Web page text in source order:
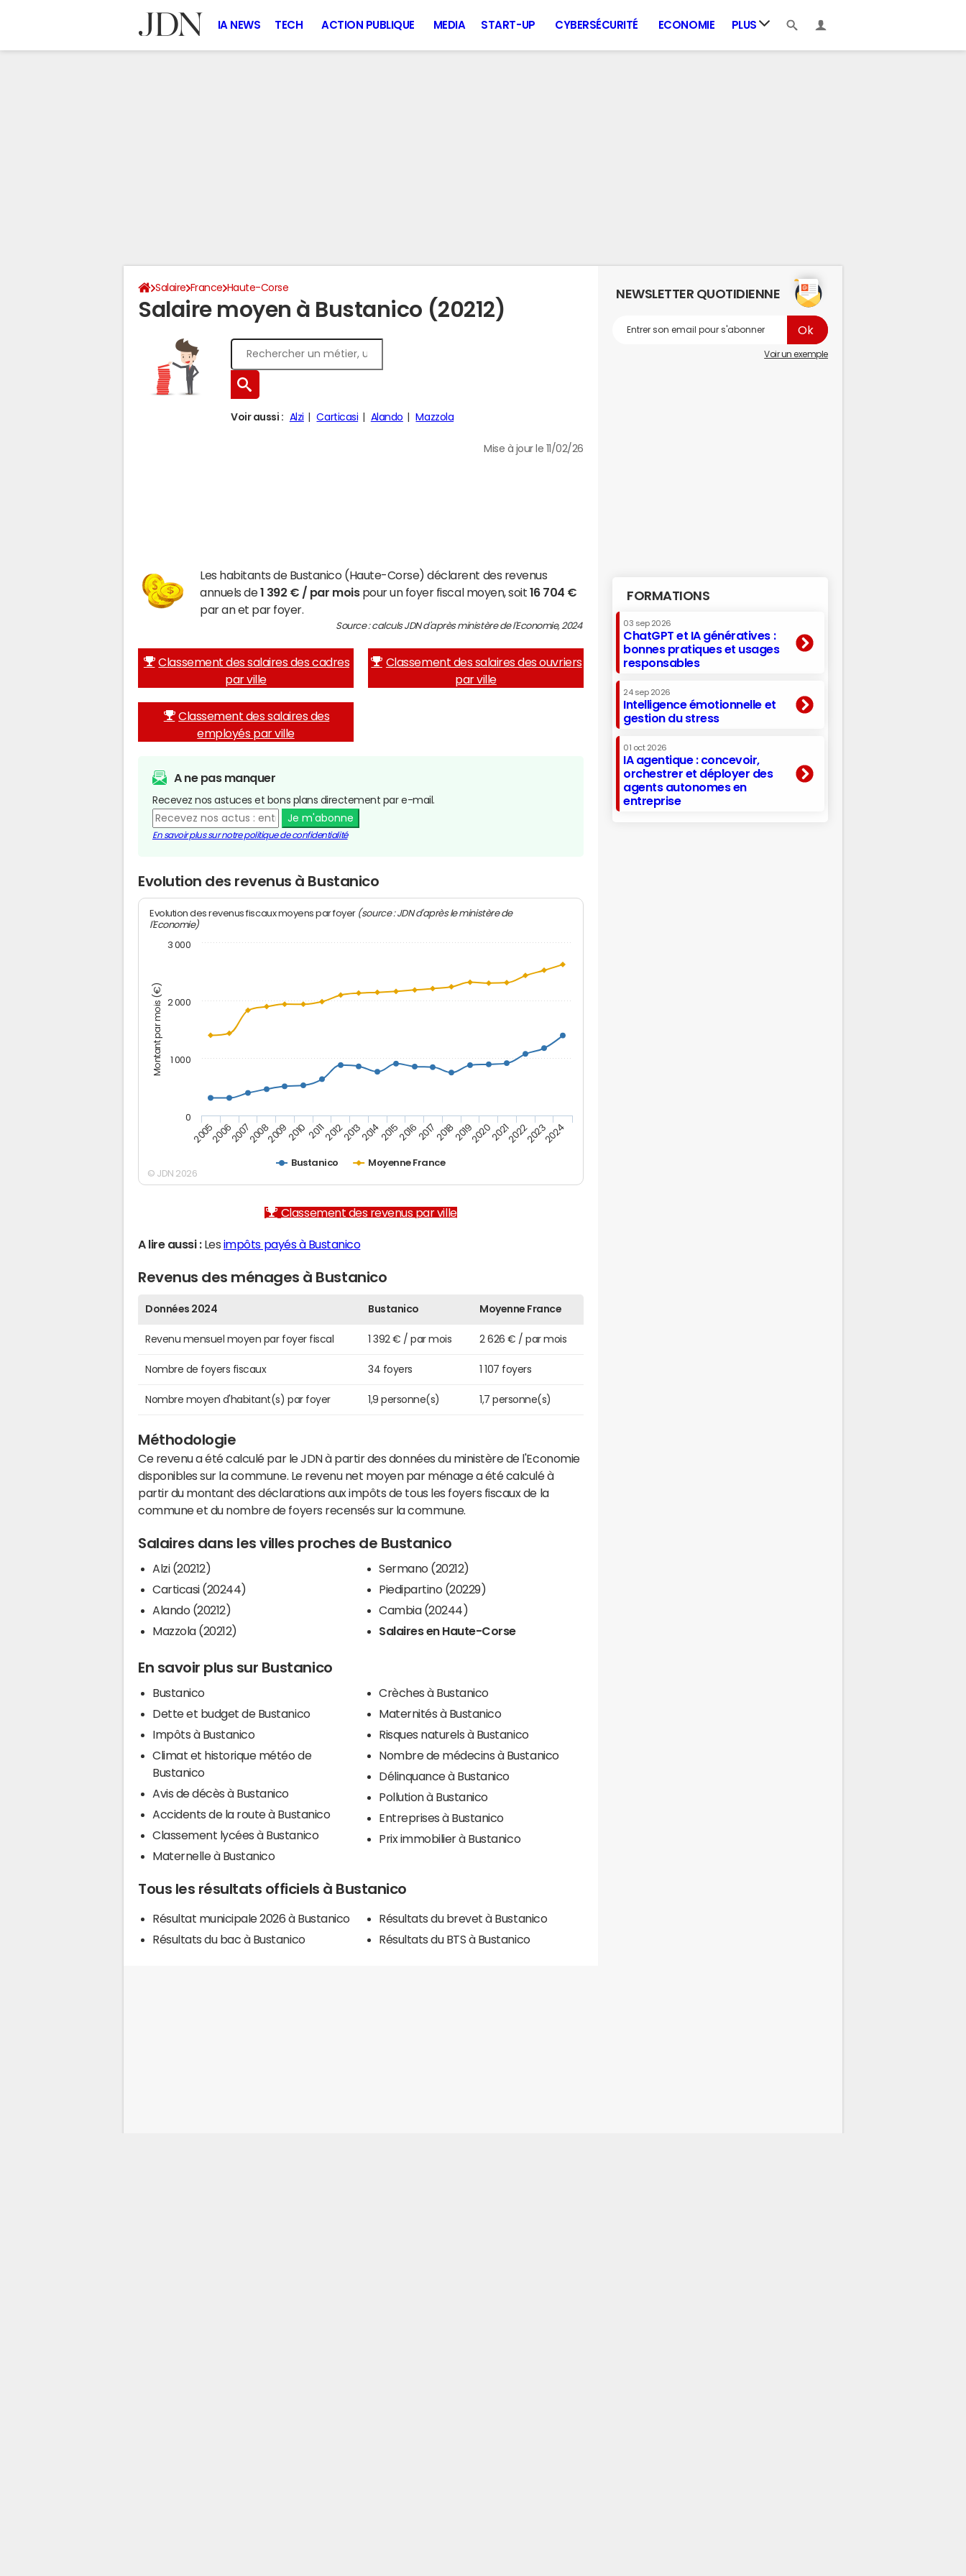
IA NEWS TECH ACTION PUBLIQUE MEDIA START-UP CYBERSÉCURITÉ ECONOMIE PLUS
Salaire France Haute-Corse
Salaire moyen à Bustanico (20212)
Voir aussi : Alzi Carticasi Alando Mazzola
Mise à jour le 11/02/26
Les habitants de Bustanico (Haute-Corse) déclarent des revenus
annuels de1 392 € / par moispour un foyer fiscal moyen, soit 16 704 €
par an et par foyer.
Source : calculs JDN d'après ministère de l'Economie, 2024
Classement des salaires des cadres
par ville
Classement des salaires des ouvriers
par ville
Classement des salaires des
employés par ville
A ne pas manquer
Recevez nos astuces et bons plans directement par e-mail.
Je m'abonne
En savoir plus sur notre politique de confidentialité
Evolution des revenus à Bustanico
Montant par mois (€)
Evolution des revenus fiscaux moyens par foyer (source : JDN d'après le ministère de
l'Economie)
Bustanico Moyenne France
200520062007200820092010 20112012201320142015201620172018201920202021202220232024
0
1 000
2 000
3 000
© JDN 2026
Classement des revenus par ville
A lire aussi :Les impôts payés à Bustanico
Revenus des ménages à Bustanico
Données 2024 Bustanico Moyenne France
Revenu mensuel moyen par foyer fiscal 1 392 € / par mois 2 626 € / par mois
Nombre de foyers fiscaux 34 foyers 1 107 foyers
Nombre moyen d'habitant(s) par foyer 1,9 personne(s) 1,7 personne(s)
Méthodologie
Ce revenu a été calculé par le JDN à partir des données du ministère de l'Economie
disponibles sur la commune. Le revenu net moyen par ménage a été calculé à
partir du montant des déclarations aux impôts de tous les foyers fiscaux de la
commune et du nombre de foyers recensés sur la commune.
Salaires dans les villes proches de Bustanico
Alzi (20212)
Carticasi (20244)
Alando (20212)
Mazzola (20212)
Sermano (20212)
Piedipartino (20229)
Cambia (20244)
Salaires en Haute-Corse
En savoir plus sur Bustanico
Bustanico
Dette et budget de Bustanico
Impôts à Bustanico
Climat et historique météo de
Bustanico
Avis de décès à Bustanico
Accidents de la route à Bustanico
Classement lycées à Bustanico
Maternelle à Bustanico
Crèches à Bustanico
Maternités à Bustanico
Risques naturels à Bustanico
Nombre de médecins à Bustanico
Délinquance à Bustanico
Pollution à Bustanico
Entreprises à Bustanico
Prix immobilier à Bustanico
Tous les résultats officiels à Bustanico
Résultat municipale 2026 à Bustanico
Résultats du bac à Bustanico
Résultats du brevet à Bustanico
Résultats du BTS à Bustanico
NEWSLETTER QUOTIDIENNE
Voir un exemple
FORMATIONS
03 sep 2026
ChatGPT et IA génératives :
bonnes pratiques et usages
responsables
24 sep 2026
Intelligence émotionnelle et
gestion du stress
01 oct 2026
IA agentique : concevoir,
orchestrer et déployer des
agents autonomes en
entreprise